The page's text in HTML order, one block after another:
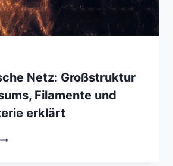
Netz: Großstruktur
Filamente und
erklärt
DAS